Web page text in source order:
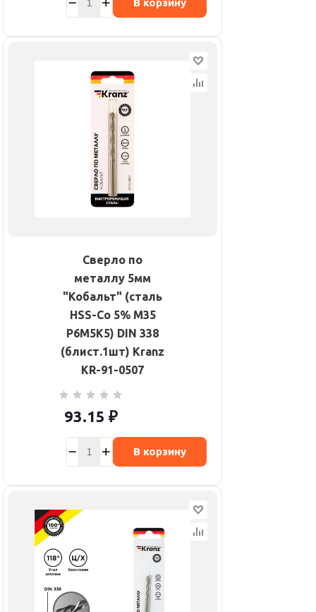
В корзину
Сверло по
металлу 5мм
"Кобальт" (сталь
HSS-Co 5% M35
P6M5K5) DIN 338
(блист.1шт) Kranz
KR-91-0507
93.15 ₽
В корзину